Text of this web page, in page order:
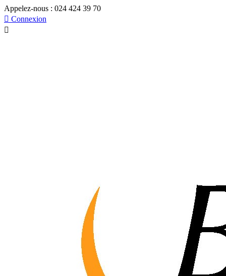
Appelez-nous : 024 424 39 70
 Connexion
